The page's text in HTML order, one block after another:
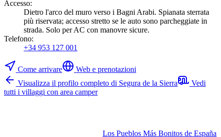
Accesso:
Dietro l'arco del muro verso i Bagni Arabi. Spianata sterrata
più riservata; accesso stretto se le auto sono parcheggiate in
strada. Solo per AC con manovre sicure.
Telefono:
+34 953 127 001
Come arrivare
Web e prenotazioni
Visualizza il profilo completo di Segura de la Sierra
Vedi
tutti i villaggi con area camper
Los Pueblos Más Bonitos de España